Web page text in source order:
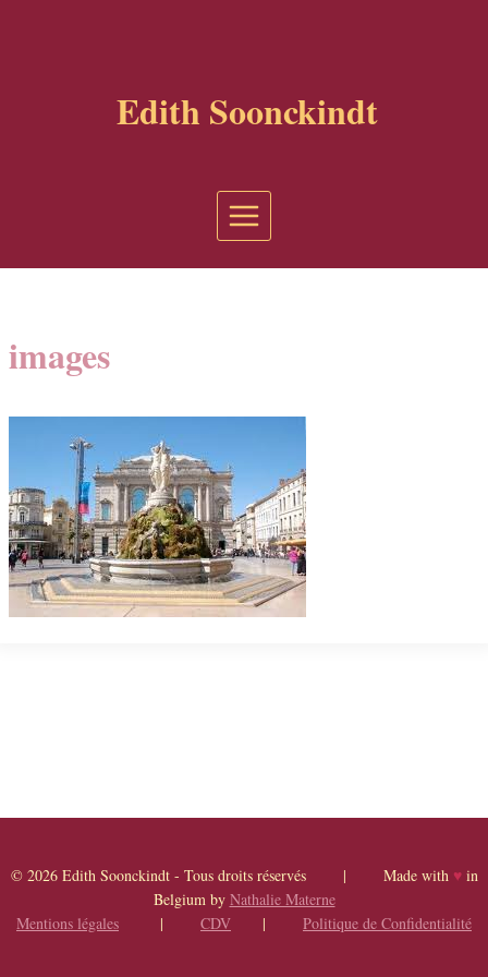
Edith Soonckindt
images
© 2026 Edith Soonckindt - Tous droits réservés | Made with ♥in
Belgium by Nathalie Materne
Mentions légales | CDV | Politique de Confidentialité